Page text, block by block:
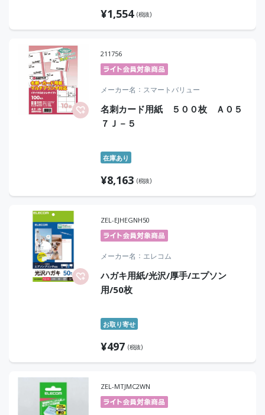
¥1,554 (税抜)
211756
メーカー名 スマートバリュー
名刺カード用紙 ５００枚 Ａ０５
７Ｊ－５
在庫あり
¥8,163 (税抜)
ZEL-EJHEGNH50
メーカー名 エレコム
ハガキ用紙/光沢/厚手/エプソン
用/50枚
お取り寄せ
¥497 (税抜)
ZEL-MTJMC2WN